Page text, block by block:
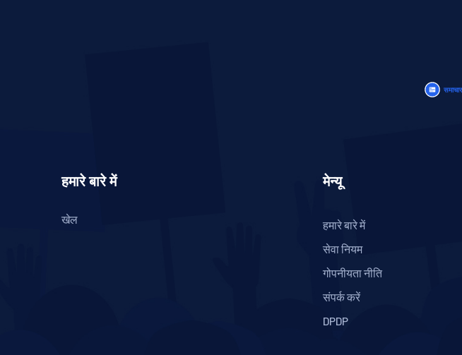
हमारे बारे में
खेल
मेन्यू
हमारे बारे में
सेवा नियम
गोपनीयता नीति
संपर्क करें
DPDP